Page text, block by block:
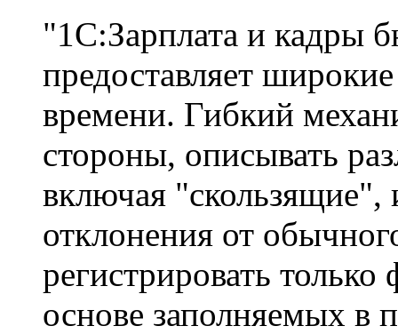
"1С:Зарплата и кадры
предоставляет
времени. Гибкий
стороны, описывать
включая "скользящие",
отклонения от
регистрировать
основе заполняемых в